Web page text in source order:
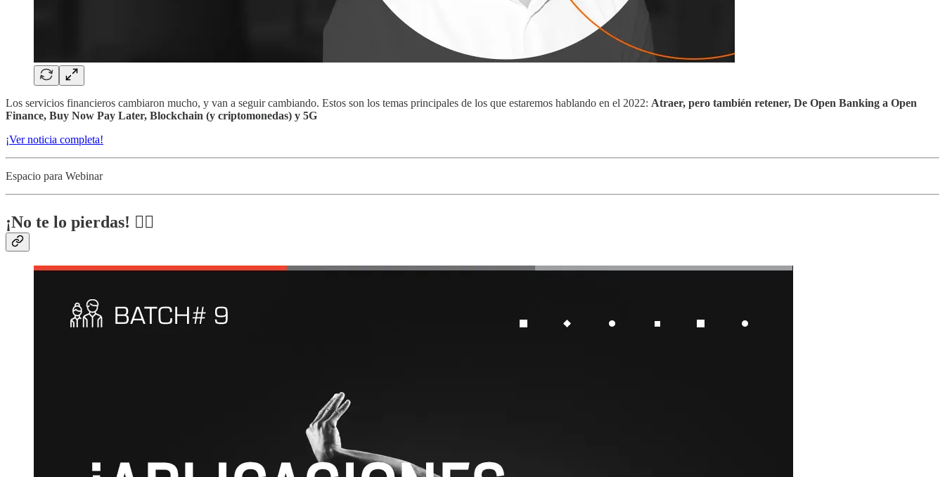
Los servicios financieros cambiaron mucho, y van a seguir cambiando. Estos son los temas principales de los que estaremos hablando en el 2022: Atraer, pero también retener, De Open Banking a Open
Finance, Buy Now Pay Later, Blockchain (y criptomonedas) y 5G
¡Ver noticia completa!
Espacio para Webinar
¡No te lo pierdas! ✍🏻